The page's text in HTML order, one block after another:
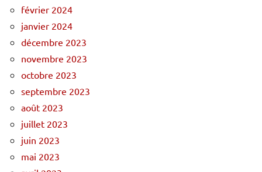
février 2024
janvier 2024
décembre 2023
novembre 2023
octobre 2023
septembre 2023
août 2023
juillet 2023
juin 2023
mai 2023